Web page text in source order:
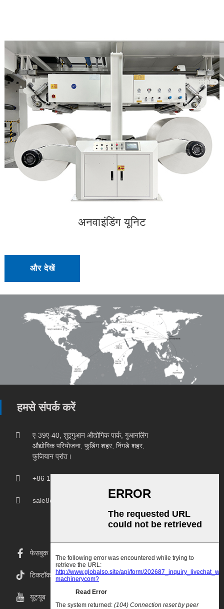
अनवाइंडिंग यूनिट
और देखें
हमसे संपर्क करें
ए-39ए-40, शुइगुआन औद्योगिक पार्क, गुआनलिंग
औद्योगिक परियोजना, फुडिंग शहर, निंगडे शहर,
फुजियान प्रांत।
+86 18150207107
sale8@chprintingmachine.com
फेसबुक
टिकटॉक
यूट्यूब